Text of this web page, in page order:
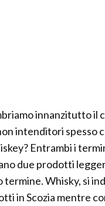
innanzitutto il
intenditori spesso
Entrambi i
due prodotti
termine. Whisky, si
in Scozia mentre